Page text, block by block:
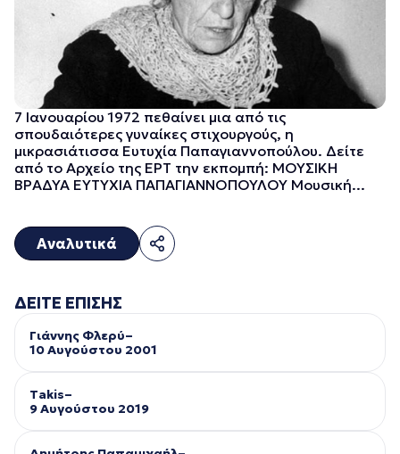
7 Ιανουαρίου 1972 πεθαίνει μια από τις
σπουδαιότερες γυναίκες στιχουργούς, η
μικρασιάτισσα Ευτυχία Παπαγιαννοπούλου. Δείτε
από το Αρχείο της ΕΡΤ την εκπομπή: ΜΟΥΣΙΚΗ
ΒΡΑΔΥΑ ΕΥΤΥΧΙΑ ΠΑΠΑΓΙΑΝΝΟΠΟΥΛΟΥ Μουσική...
Αναλυτικά
ΔΕΙΤΕ ΕΠΙΣΗΣ
Γιάννης Φλερύ–
10 Αυγούστου 2001
Takis–
9 Αυγούστου 2019